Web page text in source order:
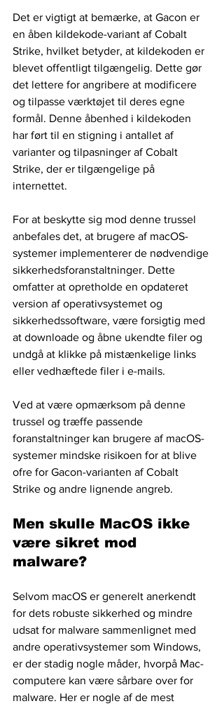
Det er vigtigt at bemærke, at Gacon er
en åben kildekode-variant af Cobalt
Strike, hvilket betyder, at kildekoden er
blevet offentligt tilgængelig. Dette gør
det lettere for angribere at modificere
og tilpasse værktøjet til deres egne
formål. Denne åbenhed i kildekoden
har ført til en stigning i antallet af
varianter og tilpasninger af Cobalt
Strike, der er tilgængelige på
internettet.
For at beskytte sig mod denne trussel
anbefales det, at brugere af macOS-
systemer implementerer de nødvendige
sikkerhedsforanstaltninger. Dette
omfatter at opretholde en opdateret
version af operativsystemet og
sikkerhedssoftware, være forsigtig med
at downloade og åbne ukendte filer og
undgå at klikke på mistænkelige links
eller vedhæftede filer i e-mails.
Ved at være opmærksom på denne
trussel og træffe passende
foranstaltninger kan brugere af macOS-
systemer mindske risikoen for at blive
ofre for Gacon-varianten af Cobalt
Strike og andre lignende angreb.
Men skulle MacOS ikke
være sikret mod
malware?
Selvom macOS er generelt anerkendt
for dets robuste sikkerhed og mindre
udsat for malware sammenlignet med
andre operativsystemer som Windows,
er der stadig nogle måder, hvorpå Mac-
computere kan være sårbare over for
malware. Her er nogle af de mest